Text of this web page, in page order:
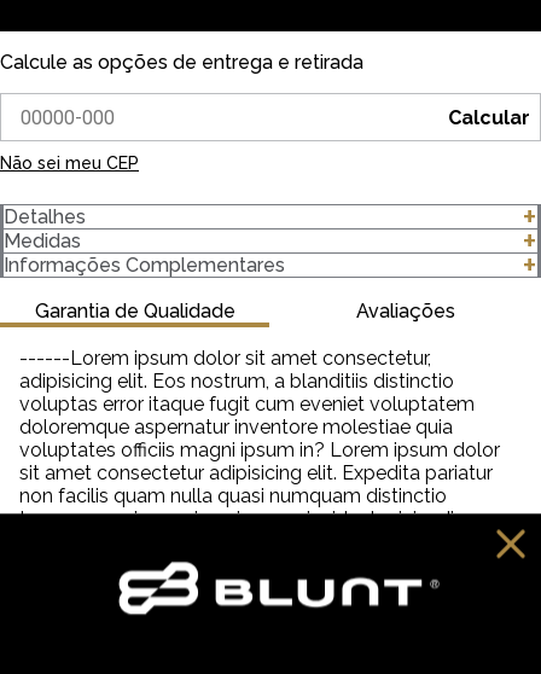
Calcule as opções de entrega e retirada
Calcular
Não sei meu CEP
Detalhes
- Modelagem Boxy
- 100% algodão
- Gola canelada 3 Centímetros (cm) 2x1 com Elastano
- Modelagem quadrada e ampla, mangas mais caídas
- Gramatura 220 g/m²
Importante saber:
-As cores podem ter algumas variações de acordo com o
monitor ou dispositivo que está utilizando.
-Em produtos de algodão pode haver encolhimento de 2,5 a
3%.
Medidas
clique para abrir as medidas
Informações Complementares
Garantia de Qualidade
------Lorem ipsum dolor sit amet consectetur,
adipisicing elit. Eos nostrum, a blanditiis distinctio
voluptas error itaque fugit cum eveniet voluptatem
doloremque aspernatur inventore molestiae quia
voluptates officiis magni ipsum in? Lorem ipsum dolor
sit amet consectetur adipisicing elit. Expedita pariatur
non facilis quam nulla quasi numquam distinctio
tempora veniam quia quisquam incidunt reiciendis,
saepe neque unde labore illum dolor provident. Lorem
ipsum dolor sit amet consectetur adipisicing elit. Aut
distinctio adipisci hic molestiae, amet quibusdam
cupiditate inventore fugit eveniet aliquam similique
Avaliações